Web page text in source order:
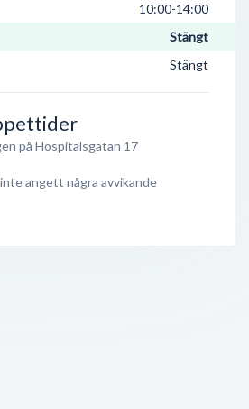
10:00-14:00
Stängt
Stängt
på Hospitalsgatan 17
angett några avvikande